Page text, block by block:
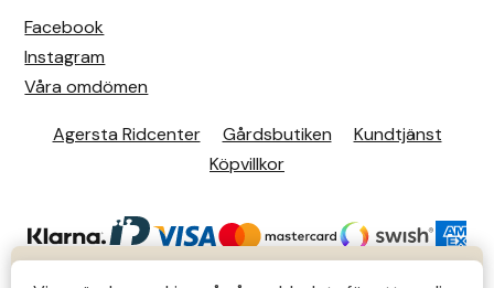
Facebook
Instagram
Våra omdömen
Agersta Ridcenter Gårdsbutiken
Kundtjänst
Köpvillkor